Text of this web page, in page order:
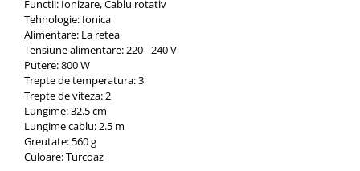
Functii: Ionizare, Cablu rotativ
Tehnologie: Ionica
Alimentare: La retea
Tensiune alimentare: 220 - 240 V
Putere: 800 W
Trepte de temperatura: 3
Trepte de viteza: 2
Lungime: 32.5 cm
Lungime cablu: 2.5 m
Greutate: 560 g
Culoare: Turcoaz